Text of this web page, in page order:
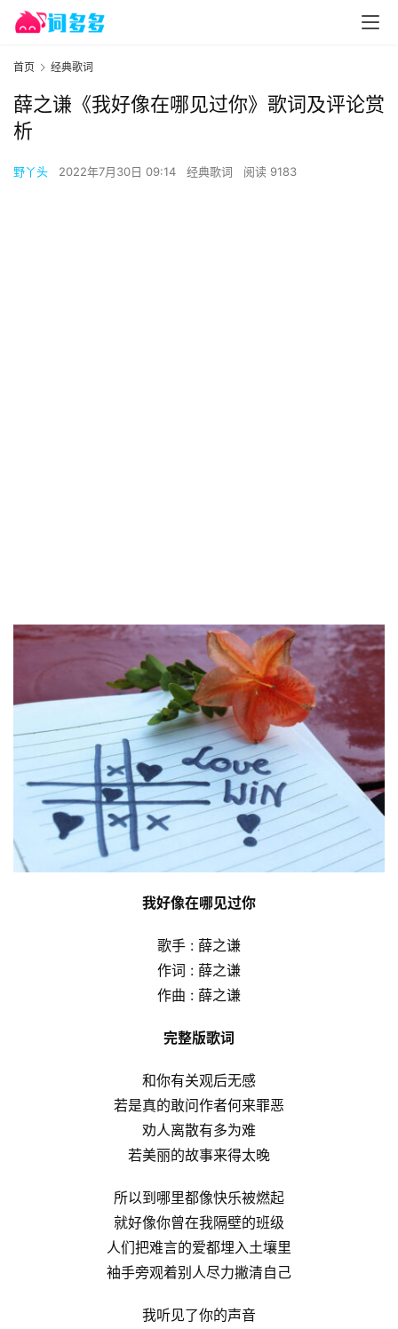
首页 经典歌词
薛之谦《我好像在哪见过你》歌词及评论赏
析
野丫头 2022年7月30日 09:14 经典歌词 阅读 9183
我好像在哪见过你
歌手 : 薛之谦
作词 : 薛之谦
作曲 : 薛之谦
完整版歌词
和你有关观后无感
若是真的敢问作者何来罪恶
劝人离散有多为难
若美丽的故事来得太晚
所以到哪里都像快乐被燃起
就好像你曾在我隔壁的班级
人们把难言的爱都埋入土壤里
袖手旁观着别人尽力撇清自己
我听见了你的声音